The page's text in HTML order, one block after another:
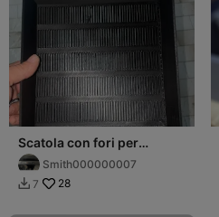
Scatola con fori per
rigenerare il silica gel
(letto caldo)
Smith000000007
 7 28